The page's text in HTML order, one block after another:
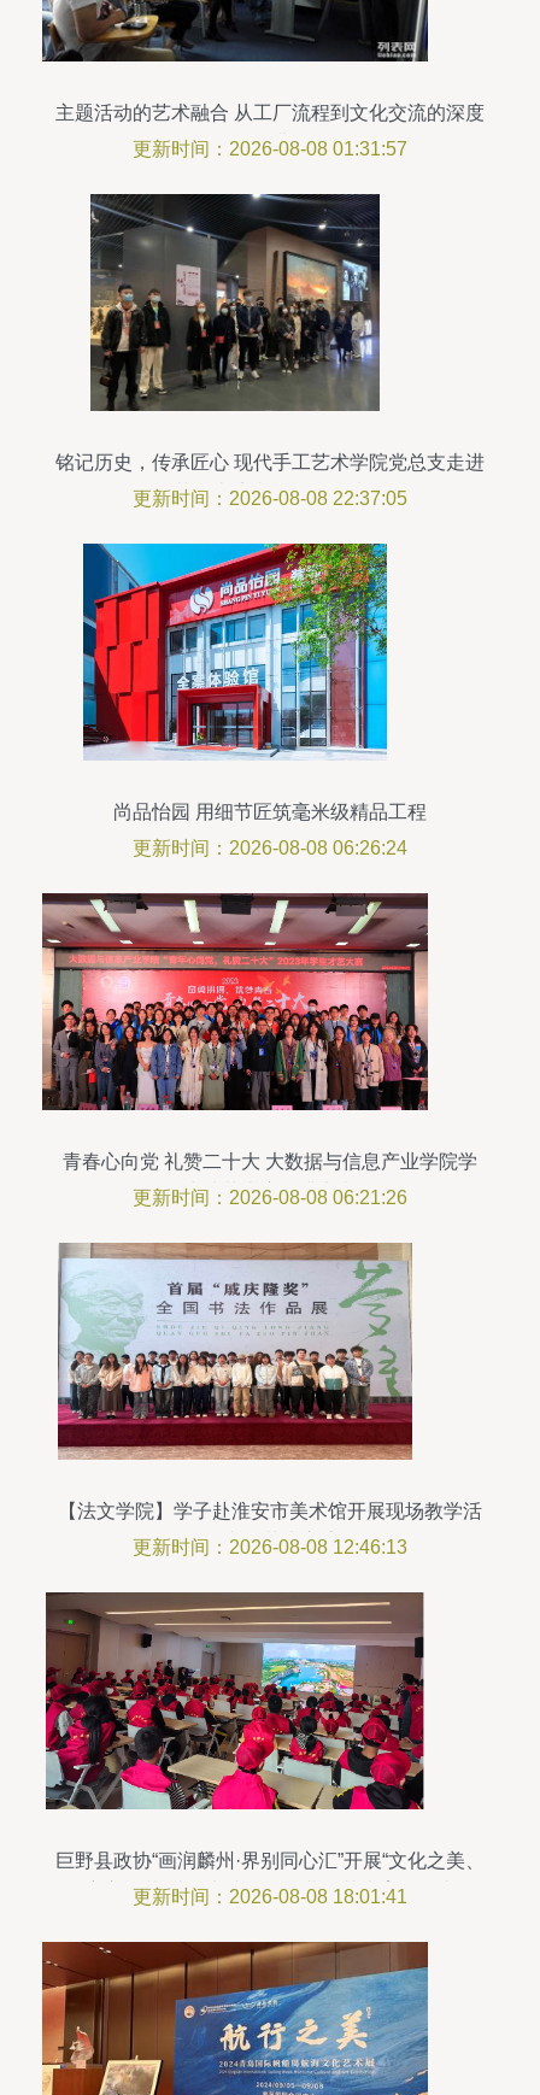
主题活动的艺术融合 从工厂流程到文化交流的深度
推进
更新时间：2026-08-08 01:31:57
铭记历史，传承匠心 现代手工艺术学院党总支走进
英雄山济南战役纪念馆
更新时间：2026-08-08 22:37:05
尚品怡园 用细节匠筑毫米级精品工程
更新时间：2026-08-08 06:26:24
青春心向党 礼赞二十大 大数据与信息产业学院学
生才艺大赛圆满举办
更新时间：2026-08-08 06:21:26
【法文学院】学子赴淮安市美术馆开展现场教学活
动 组织文化艺术交流活动
更新时间：2026-08-08 12:46:13
巨野县政协“画润麟州·界别同心汇”开展“文化之美、
童心逐梦”社会实践活动，共筑艺术育人沃土
更新时间：2026-08-08 18:01:41